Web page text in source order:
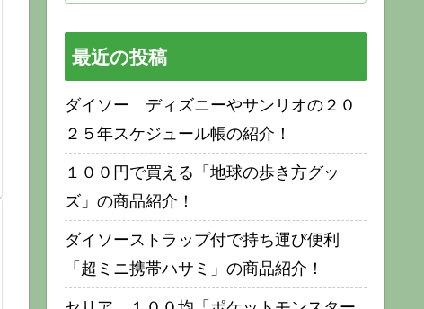
最近の投稿
ダイソー ディズニーやサンリオの２０
２５年スケジュール帳の紹介！
１００円で買える「地球の歩き方グッ
ズ」の商品紹介！
ダイソーストラップ付で持ち運び便利
「超ミニ携帯ハサミ」の商品紹介！